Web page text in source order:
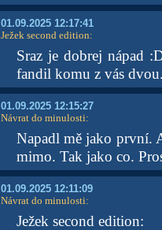
01.09.2025 12:17:41
Ježek second edition:
Sraz je dobrej nápad
fandil komu z vás dvou.
01.09.2025 12:15:27
Návrat do minulosti:
Napadl mě jako první.
mimo. Tak jako co.
01.09.2025 12:11:09
Návrat do minulosti:
Ježek second edition: